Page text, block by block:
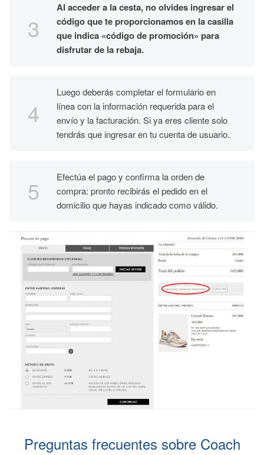
Al acceder a la cesta, no olvides ingresar el
código que te proporcionamos en la casilla
que indica «código de promoción» para
disfrutar de la rebaja.
Luego deberás completar el formulario en
línea con la información requerida para el
envío y la facturación. Si ya eres cliente solo
tendrás que ingresar en tu cuenta de usuario.
Efectúa el pago y confirma la orden de
compra: pronto recibirás el pedido en el
domicilio que hayas indicado como válido.
Preguntas frecuentes sobre Coach